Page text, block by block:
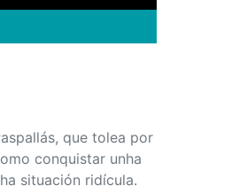
que tolea por
conquistar unha
situación ridícula.